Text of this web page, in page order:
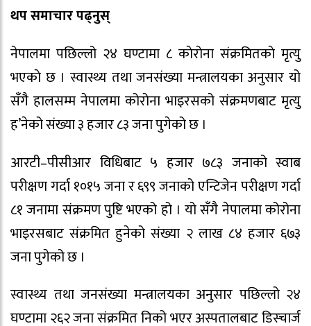
थप समाचार पढ्नुस्
नेपालमा पछिल्लो २४ घण्टामा ८ काेराेना संक्रमितकाे मृत्यु
भएकाे छ । स्वास्थ्य तथा जनसंख्या मन्त्रालयका अनुसार यो
सँगै हालसम्म नेपालमा कोरोना भाइरसको संक्रमणबाट मृत्यु
ह’नेको संख्या ३ हजार ८३ जना पुगेको छ ।
आरटी–पीसीआर विधिबाट ५ हजार ७८३ जनाको स्वाब
परीक्षण गर्दा १०१५ जना र ६९९ जनाको एन्टिजेन परीक्षण गर्दा
८१ जनामा संक्रमण पुष्टि भएको हो । यो सँगै नेपालमा कोरोना
भाइरसबाट संक्रमित हुनेको संख्या २ लाख ८४ हजार ६७३
जना पुगेको छ ।
स्वास्थ्य तथा जनसंख्या मन्त्रालयका अनुसार पछिल्लो २४
घण्टामा २६२ जना संक्रमित निको भएर अस्पतालबाट डिस्चार्ज